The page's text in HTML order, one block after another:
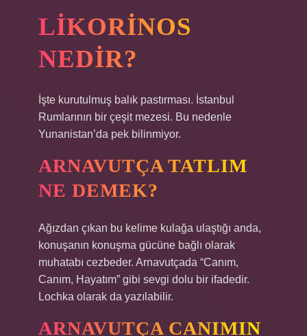
LIKORINOS
NEDIR?
İşte kurutulmuş balık pastırması. İstanbul
Rumlarının bir çeşit mezesi. Bu nedenle
Yunanistan’da pek bilinmiyor.
ARNAVUTÇA TATLIM
NE DEMEK?
Ağızdan çıkan bu kelime kulağa ulaştığı anda,
konuşanın konuşma gücüne bağlı olarak
muhatabı cezbeder. Arnavutçada “Canım,
Canım, Hayatım” gibi sevgi dolu bir ifadedir.
Lochka olarak da yazılabilir.
ARNAVUTÇA CANIMIN